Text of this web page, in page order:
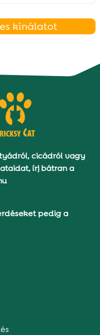
kínálatot
cicádról vagy
írj bátran a
pedig a